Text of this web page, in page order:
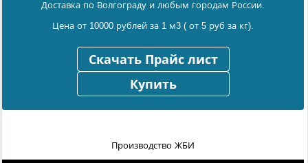
Доставка по Волгограду и любым городам России.
Цена от 10000 рублей за 1 м3 ( от 5 руб за кг).
Скачать Прайс лист
Купить
Производство ЖБИ